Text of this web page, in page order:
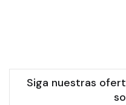
Siga nuestras